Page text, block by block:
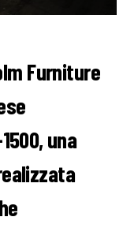
Furniture
una